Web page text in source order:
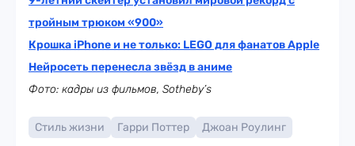
тройным трюком «900»
Крошка iPhone и не только: LEGO для фанатов Apple
Нейросеть перенесла звёзд в аниме
Фото: кадры из фильмов, Sotheby’s
Стиль жизни Гарри Поттер Джоан Роулинг